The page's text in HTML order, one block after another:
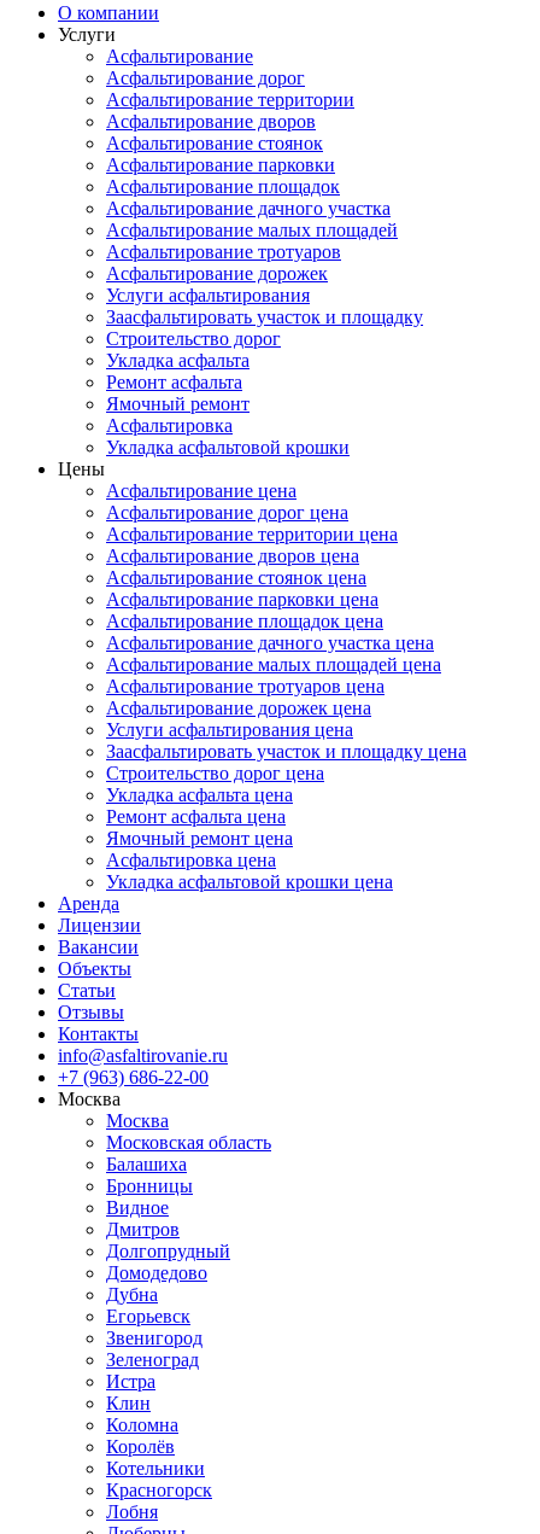
О компании
Услуги
Асфальтирование
Асфальтирование дорог
Асфальтирование территории
Асфальтирование дворов
Асфальтирование стоянок
Асфальтирование парковки
Асфальтирование площадок
Асфальтирование дачного участка
Асфальтирование малых площадей
Асфальтирование тротуаров
Асфальтирование дорожек
Услуги асфальтирования
Заасфальтировать участок и площадку
Строительство дорог
Укладка асфальта
Ремонт асфальта
Ямочный ремонт
Асфальтировка
Укладка асфальтовой крошки
Цены
Асфальтирование цена
Асфальтирование дорог цена
Асфальтирование территории цена
Асфальтирование дворов цена
Асфальтирование стоянок цена
Асфальтирование парковки цена
Асфальтирование площадок цена
Асфальтирование дачного участка цена
Асфальтирование малых площадей цена
Асфальтирование тротуаров цена
Асфальтирование дорожек цена
Услуги асфальтирования цена
Заасфальтировать участок и площадку цена
Строительство дорог цена
Укладка асфальта цена
Ремонт асфальта цена
Ямочный ремонт цена
Асфальтировка цена
Укладка асфальтовой крошки цена
Аренда
Лицензии
Вакансии
Объекты
Статьи
Отзывы
Контакты
info@asfaltirovanie.ru
+7 (963) 686-22-00
Москва
Москва
Московская область
Балашиха
Бронницы
Видное
Дмитров
Долгопрудный
Домодедово
Дубна
Егорьевск
Звенигород
Зеленоград
Истра
Клин
Коломна
Королёв
Котельники
Красногорск
Лобня